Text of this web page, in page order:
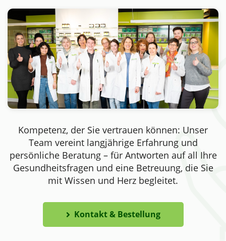
Kompetenz, der Sie vertrauen können: Unser
Team vereint langjährige Erfahrung und
persönliche Beratung – für Antworten auf all Ihre
Gesundheitsfragen und eine Betreuung, die Sie
mit Wissen und Herz begleitet.
Kontakt & Bestellung